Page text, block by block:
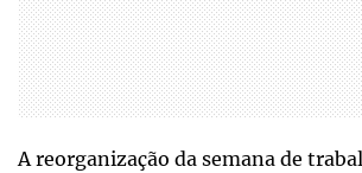
A reorganização da semana de